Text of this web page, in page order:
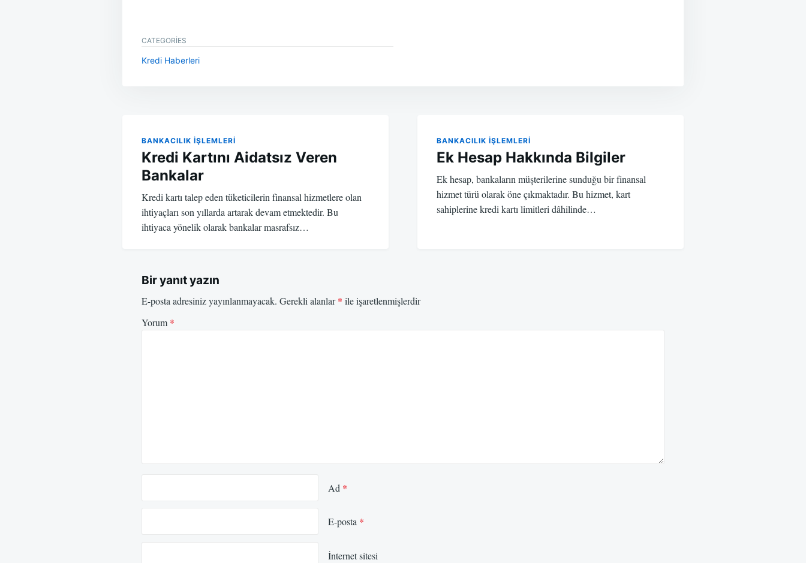
CATEGORIES
Kredi Haberleri
BANKACILIK IŞLEMLERI
Kredi Kartını Aidatsız Veren
Bankalar
Kredi kartı talep eden tüketicilerin finansal hizmetlere olan
ihtiyaçları son yıllarda artarak devam etmektedir. Bu
ihtiyaca yönelik olarak bankalar masrafsız…
BANKACILIK IŞLEMLERI
Ek Hesap Hakkında Bilgiler
Ek hesap, bankaların müşterilerine sunduğu bir finansal
hizmet türü olarak öne çıkmaktadır. Bu hizmet, kart
sahiplerine kredi kartı limitleri dâhilinde…
Bir yanıt yazın
E-posta adresiniz yayınlanmayacak. Gerekli alanlar* ile işaretlenmişlerdir
Yorum *
Ad *
E-posta *
İnternet sitesi